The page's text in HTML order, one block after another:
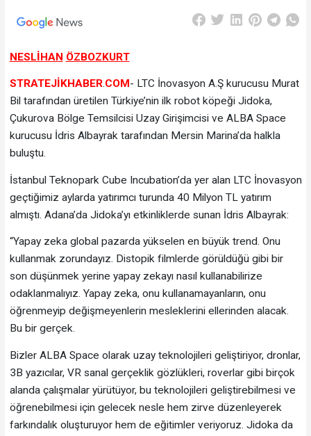
NESLİHAN ÖZBOZKURT
STRATEJİKHABER.COM - LTC İnovasyon A.Ş kurucusu Murat
Bil tarafından üretilen Türkiye’nin ilk robot köpeği Jidoka,
Çukurova Bölge Temsilcisi Uzay Girişimcisi ve ALBA Space
kurucusu İdris Albayrak tarafından Mersin Marina’da halkla
buluştu.
İstanbul Teknopark Cube Incubation’da yer alan LTC İnovasyon
geçtiğimiz aylarda yatırımcı turunda 40 Milyon TL yatırım
almıştı. Adana’da Jidoka’yı etkinliklerde sunan İdris Albayrak:
“Yapay zeka global pazarda yükselen en büyük trend. Onu
kullanmak zorundayız. Distopik filmlerde görüldüğü gibi bir
son düşünmek yerine yapay zekayı nasıl kullanabilirize
odaklanmalıyız. Yapay zeka, onu kullanamayanların, onu
öğrenmeyip değişmeyenlerin mesleklerini ellerinden alacak.
Bu bir gerçek.
Bizler ALBA Space olarak uzay teknolojileri geliştiriyor, dronlar,
3B yazıcılar, VR sanal gerçeklik gözlükleri, roverlar gibi birçok
alanda çalışmalar yürütüyor, bu teknolojileri geliştirebilmesi ve
öğrenebilmesi için gelecek nesle hem zirve düzenleyerek
farkındalık oluşturuyor hem de eğitimler veriyoruz. Jidoka da